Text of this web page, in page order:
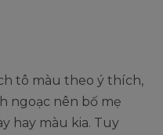
tô màu theo ý thích,
ngoạc nên bố mẹ
hay màu kia. Tuy